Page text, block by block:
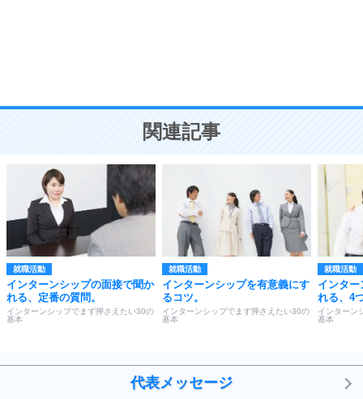
ことが大切。
関連記事
就職活動
インターンシップの面接で聞か
れる、定番の質問。
インターンシップでまず押さえたい30の
基本
就職活動
インターンシップを有意義にす
るコツ。
インターンシップでまず押さえたい30の
基本
就職活動
インタ
れる、4
インターン
基本
代表メッセージ